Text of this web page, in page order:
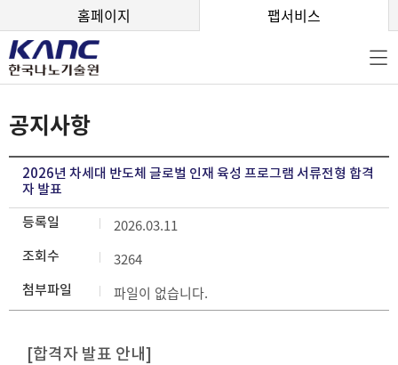
홈페이지 팹서비스
공지사항
2026년 차세대 반도체 글로벌 인재 육성 프로그램 서류전형 합격
자 발표
등록일 2026.03.11
조회수 3264
첨부파일 파일이 없습니다.
[합격자 발표 안내]